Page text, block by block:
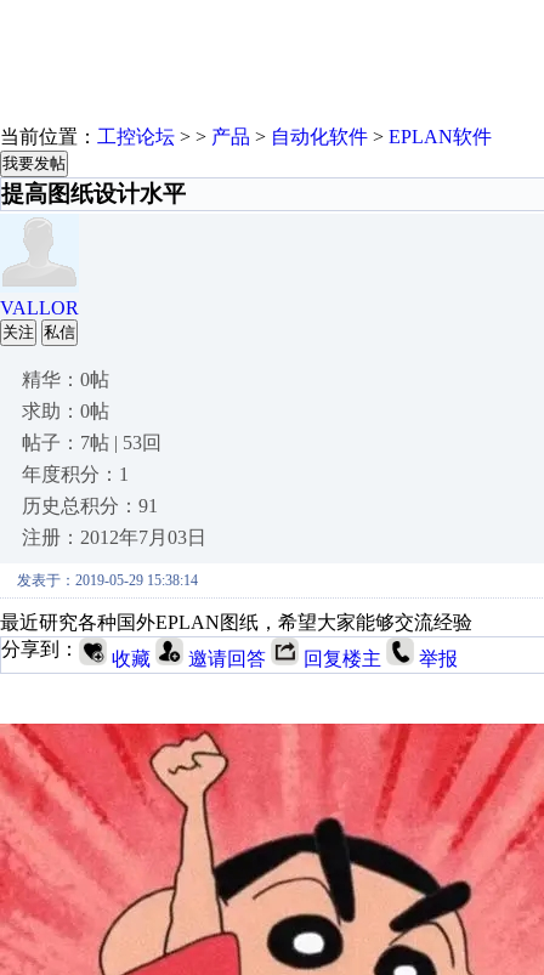
当前位置： 工控论坛 > > 产品 > 自动化软件 > EPLAN软件
我要发帖
提高图纸设计水平
VALLOR
关注 私信
精华：0帖
求助：0帖
帖子：7帖 | 53回
年度积分：1
历史总积分：91
注册：2012年7月03日
发表于：2019-05-29 15:38:14
最近研究各种国外EPLAN图纸，希望大家能够交流经验
分享到：
收藏 邀请回答 回复楼主 举报